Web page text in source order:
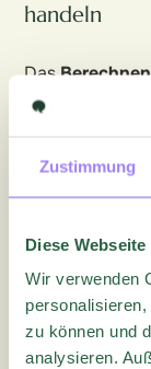
Zustimmung
Diese
Wir verwenden
zu können und
analysieren.
handeln
Das
Schritt auf
verstehen,
entscheidet.
Ihre
vorerst
Voice
Auch die